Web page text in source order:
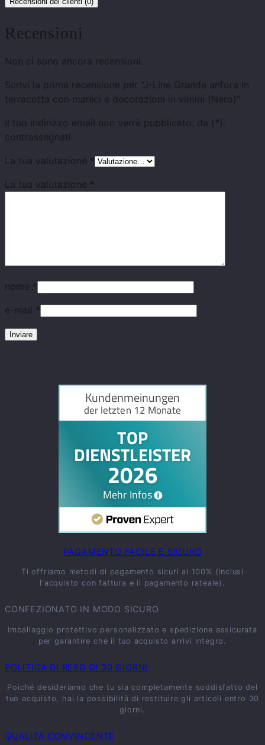
Recensioni
Non ci sono ancora recensioni.
Scrivi la prima recensione per “J-Line Grande anfora in
terracotta con manici e decorazioni in vimini (Nero)”
Il tuo indirizzo email non verrà pubblicato. da (*).
contrassegnati
La tua valutazione *
La tua valutazione *
nome *
e-mail *
PAGAMENTO FACILE E SICURO
Ti offriamo metodi di pagamento sicuri al 100% (inclusi
l'acquisto con fattura e il pagamento rateale).
CONFEZIONATO IN MODO SICURO
Imballaggio protettivo personalizzato e spedizione assicurata
per garantire che il tuo acquisto arrivi integro.
POLITICA DI RESO DI 30 GIORNI
Poiché desideriamo che tu sia completamente soddisfatto del
tuo acquisto, hai la possibilità di restituire gli articoli entro 30
giorni.
QUALITÀ CONVINCENTE